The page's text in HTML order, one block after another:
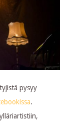
pysyy
.